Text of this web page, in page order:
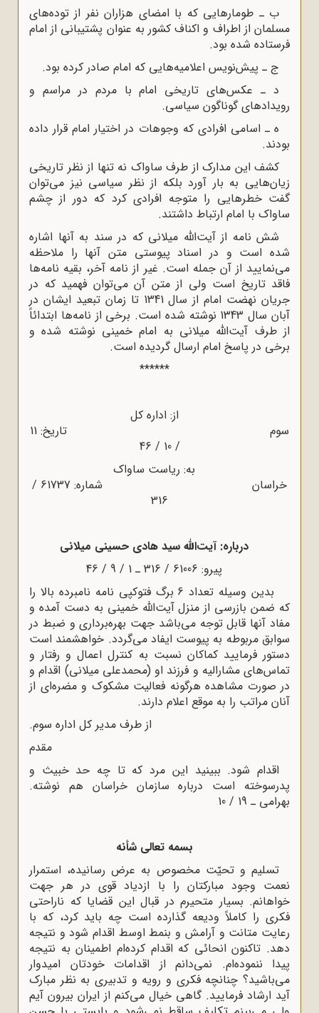
ب ـ طومارهایى که با امضاى هزاران نفر از توده‌هاى
مسلمان از اطراف و اکناف کشور به عنوان پشتیبانى از امام
فرستاده شده بود.
ج ـ پیش‌نویس اعلامیه‌هایى که امام صادر کرده بود.
د ـ عکس‌هاى تاریخى امام با مردم در مراسم و
رویدادهاى گوناگون سیاسى.
ه‌ ـ اسامى افرادى که وجوهات در اختیار امام قرار داده
بودند.
کشف این مدارک از طرف ساواک نه تنها از نظر تاریخى
زیان‌هایى به بار آورد بلکه از نظر سیاسى نیز مى‌توان
گفت خطرهایى را متوجه افرادى کرد که دور از چشم
ساواک با امام ارتباط داشتند.
شش نامه از آیت‌الله میلانی که در سند به آنها اشاره
شده است و در اسناد پیوستى متن آنها را ملاحظه
مى‌نمایید از آن جمله است. غیر از نامه آخر، بقیه نامه‌ها
فاقد تاریخ است ولی از متن آن می‌توان فهمید که در
جریان نهضت امام از سال 1341 تا زمان تبعید ایشان در
آبان سال 1343 نوشته شده است. برخی از نامه‌ها ابتدائاً
از طرف آیت‌الله میلانی به امام خمینی نوشته شده و
برخی در پاسخ امام ارسال گردیده است.
******
از: اداره کل
سوم تاریخ: 11
/ 10 / 46
به: ریاست ساواک
خراسان شماره: 61737 /
316
درباره: آیت‌الله‌ سید هادى حسینى میلانى
پیرو: 61006 / 316 ـ 1 / 9 / 46
بدین وسیله تعداد 6 برگ فتوکپى نامه نامبرده بالا را
که ضمن بازرسى از منزل آیت‌الله‌ خمینى به دست آمده و
مفاد آنها قابل توجه مى‌باشد جهت بهره‌بردارى و ضبط در
سوابق مربوطه به پیوست ایفاد مى‌گردد. خواهشمند است
دستور فرمایید کماکان نسبت به کنترل اعمال و رفتار و
تماس‌هاى مشارالیه و فرزند او (محمدعلى میلانى) اقدام و
در صورت مشاهده هرگونه فعالیت مشکوک و مضره‌اى از
آنان مراتب را به موقع اعلام دارند.
از طرف مدیر کل اداره سوم.
مقدم
اقدام شود. ببینید این مرد که تا چه حد خبیث و
پدرسوخته است درباره سازمان خراسان هم نوشته.
بهرامى ـ 19 / 10
بسمه تعالى شأنه
تسلیم و تحیّت مخصوص به عرض رسانیده، استمرار
نعمت وجود مبارکتان را با ازدیاد قوى در هر جهت
خواهانم. بسیار متحیرم در قبال این قضایا که ناراحتى
فکرى را کاملاً ودیعه گذارده است چه باید کرد، که با
رعایت متانت و آرامش و بنمط اوسط اقدام شود و نتیجه
دهد. تاکنون انحائى که اقدام کرده‌ام اطمینان به نتیجه
پیدا ننموده‌ام. نمى‌دانم از اقدامات خودتان امیدوار
مى‌باشید؟ چنانچه فکرى و رویه و تدبیرى به نظر مبارک
آید ارشاد فرمایید. گاهى خیال مى‌کنم از ایران بیرون آیم